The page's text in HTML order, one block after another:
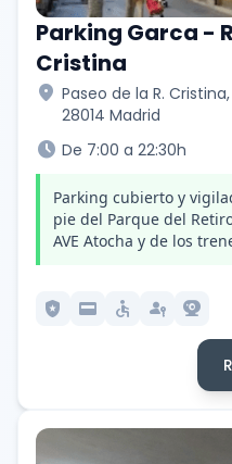
Parking Garca -
Cristina
location_on Paseo de la R.
28014 Madrid
schedule De 7:00 a 22:30h
Parking cubierto y
pie del Parque del
AVE Atocha y de los
local_police credit_card accessible passkey camera_video